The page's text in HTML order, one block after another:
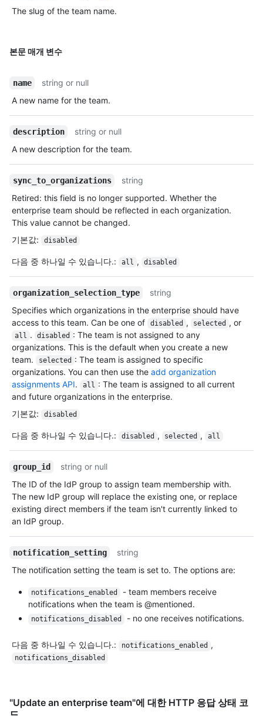
The slug of the team name.
본문 매개 변수
name
string or null
A new name for the team.
description
string or null
A new description for the team.
sync_to_organizations
string
Retired: this field is no longer supported. Whether the
enterprise team should be reflected in each organization.
This value cannot be changed.
기본값: disabled
다음 중 하나일 수 있습니다.: all , disabled
organization_selection_type
string
Specifies which organizations in the enterprise should have
access to this team. Can be one of
disabled , selected , or
all . disabled : The team is not assigned to any
organizations. This is the default when you create a new
team.
selected : The team is assigned to specific
organizations. You can then use the add organization
assignments API. all : The team is assigned to all current
and future organizations in the enterprise.
기본값: disabled
다음 중 하나일 수 있습니다.: disabled , selected , all
group_id
string or null
The ID of the IdP group to assign team membership with.
The new IdP group will replace the existing one, or replace
existing direct members if the team isn't currently linked to
an IdP group.
notification_setting
string
The notification setting the team is set to. The options are:
notifications_enabled
- team members receive
notifications when the team is @mentioned.
notifications_disabled - no one receives notifications.
다음 중 하나일 수 있습니다.: notifications_enabled ,
notifications_disabled
"Update an enterprise team"에 대한 HTTP 응답 상태 코